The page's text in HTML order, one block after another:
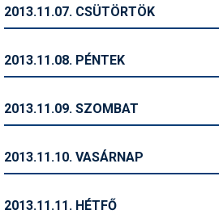
Magazinok
Pályázatok
Síbérletárak
2013.11.07. CSÜTÖRTÖK
2013.11.08. PÉNTEK
2013.11.09. SZOMBAT
2013.11.10. VASÁRNAP
2013.11.11. HÉTFŐ